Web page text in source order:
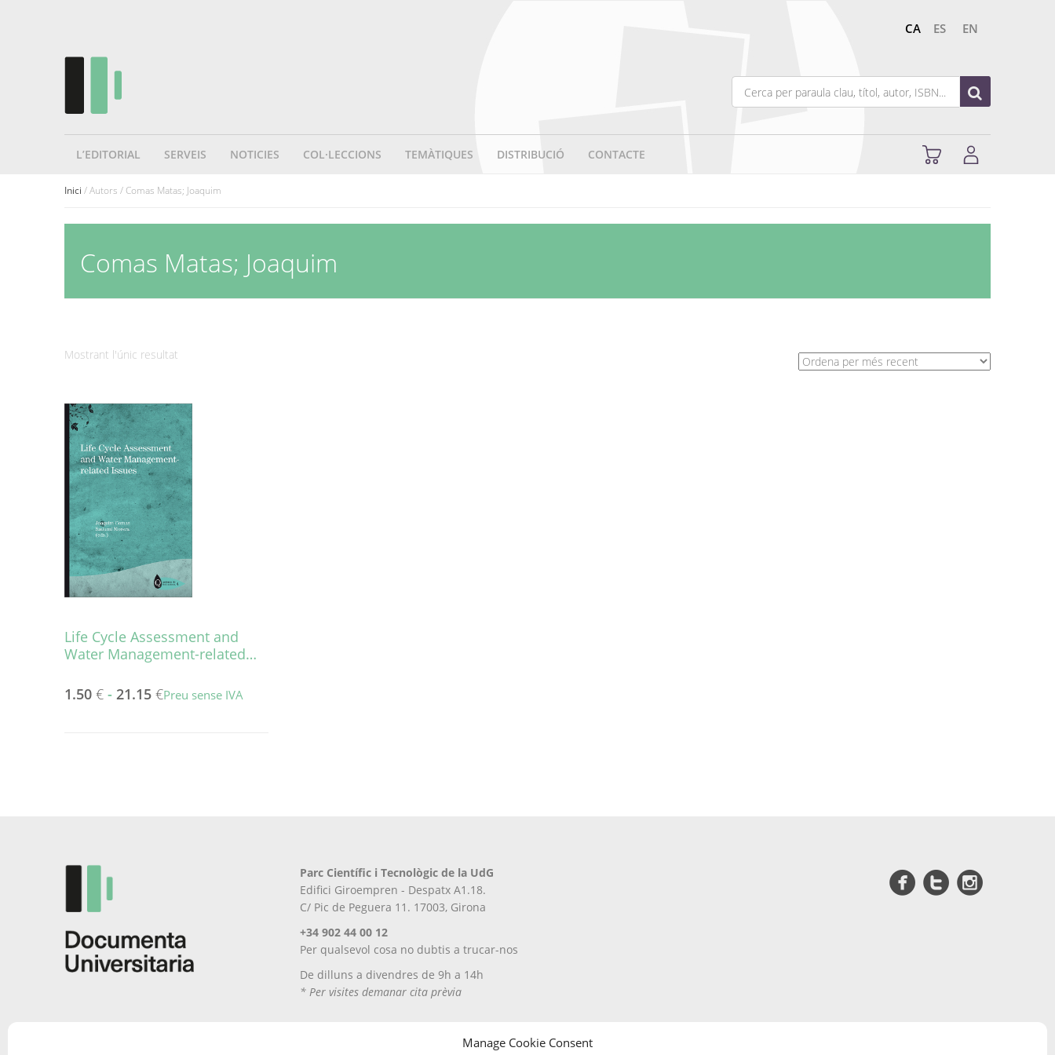
Manage Cookie Consent
CA ES EN
L’EDITORIAL SERVEIS NOTICIES COL·LECCIONS TEMÀTIQUES DISTRIBUCIÓ CONTACTE
Inici / Autors / Comas Matas; Joaquim
Comas Matas; Joaquim
Mostrant l'únic resultat
Life Cycle Assessment and
Water Management-related…
1.50 € - 21.15 €Preu sense IVA
del
producte
Parc Científic i Tecnològic de la UdG
Edifici Giroempren - Despatx A1.18.
C/ Pic de Peguera 11. 17003, Girona
+34 902 44 00 12
Per qualsevol cosa no dubtis a trucar-nos
De dilluns a divendres de 9h a 14h
* Per visites demanar cita prèvia